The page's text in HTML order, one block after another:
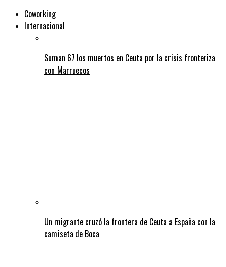
Coworking
Internacional
Suman 67 los muertos en Ceuta por la crisis fronteriza
con Marruecos
Un migrante cruzó la frontera de Ceuta a España con la
camiseta de Boca